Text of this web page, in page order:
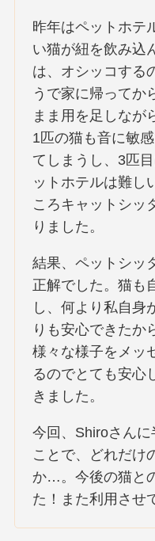
昨年はペットホテ
い猫が紐を飲み込
は、オシッコする
うで家に帰ってか
まま用を足しなが
1匹の猫も音に敏
てしまうし、3匹
ットホテルは難し
ころキャットシッ
りました。
結果、ペットシッ
正解でした。猫も
し、何より私自身
りも安心できたか
様々な様子をメッ
るのでとても安心
きました。
今回、Shiroさん
ことで、どれだけ
か…。今後の猫と
た！また利用させ